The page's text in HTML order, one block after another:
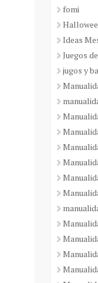
fomi
Ideas
Juegos
jugos y